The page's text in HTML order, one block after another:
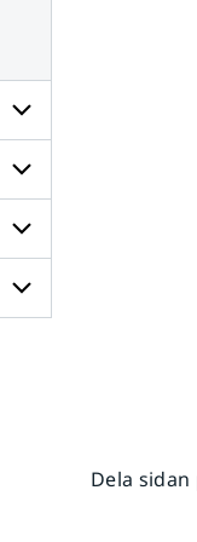
Undersidor
för
Radar
och
Undersidor
för
Väder
till
Undersidor
för
Dela sidan